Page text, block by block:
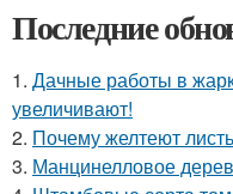
Последние
1. Дачные работы в
увеличивают!
2. Почему желтеют
3. Манцинелловое